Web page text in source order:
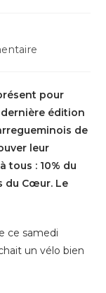
pour
édition
de
leur
tous : 10% du
du Cœur. Le
ce samedi
un vélo bien